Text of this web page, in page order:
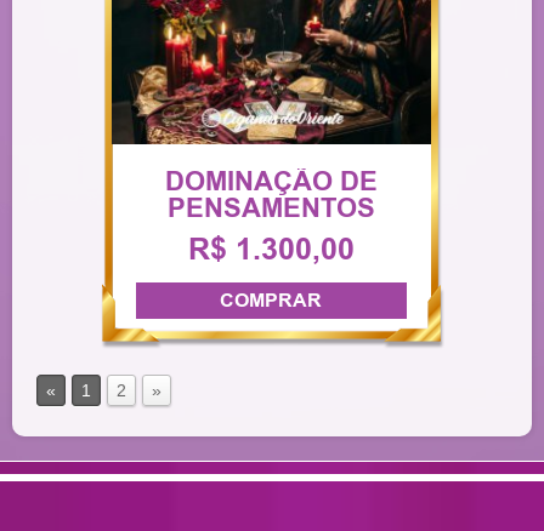
DOMINAÇÃO DE
PENSAMENTOS
R$ 1.300,00
COMPRAR
« 1 2 »